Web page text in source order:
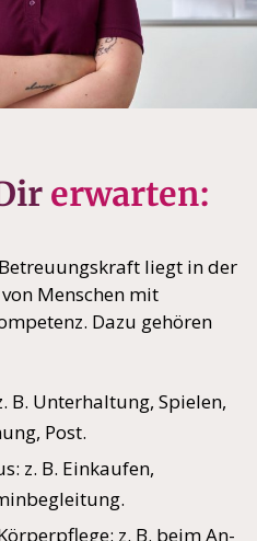
erwarten:
liegt in der
Menschen mit
Dazu gehören
B. Unterhaltung, Spielen,
Post.
z. B. Einkaufen,
z. B. beim An-